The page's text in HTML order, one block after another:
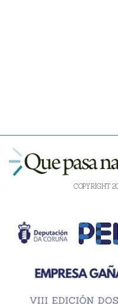
COPYRIGHT